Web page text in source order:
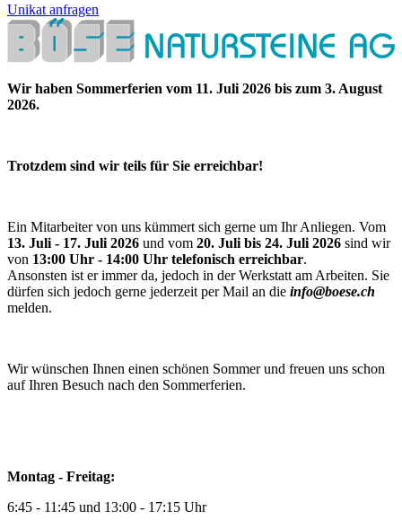
Unikat anfragen
Wir haben Sommerferien vom 11. Juli 2026 bis zum 3. August
2026.
Trotzdem sind wir teils für Sie erreichbar!
Ein Mitarbeiter von uns kümmert sich gerne um Ihr Anliegen. Vom
13. Juli - 17. Juli 2026 und vom 20. Juli bis 24. Juli 2026 sind wir
von 13:00 Uhr - 14:00 Uhr telefonisch erreichbar.
Ansonsten ist er immer da, jedoch in der Werkstatt am Arbeiten. Sie
dürfen sich jedoch gerne jederzeit per Mail an die info@boese.ch
melden.
Wir wünschen Ihnen einen schönen Sommer und freuen uns schon
auf Ihren Besuch nach den Sommerferien.
Montag - Freitag:
6:45 - 11:45 und 13:00 - 17:15 Uhr